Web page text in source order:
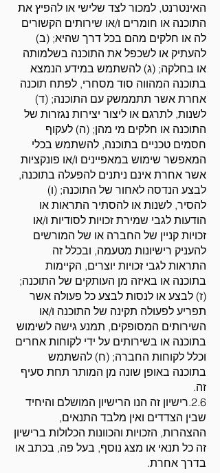
האינטרנט, למכור לצד שלישי או להפיץ את
התוכנה או חומרים ו/או שירותים הקשורים
לה או חלקים מהם בכל דרך שהיא; (ב)
להעתיק או לשכפל את התוכנה בשלמותה
או בחלקה; (ג) להשתמש במידע הנמצא
בתוכנה המהווה סוד מסחרי, לפתח תוכנה
אחרת אשר תתממשק עם התוכנה; (ד)
לשנות, לתרגם או ליצור יצירות נגזרות של
התוכנה או חלקים מי מהן; (ה) לעקוף
חסמים טכניים בתוכנה, להשתמש בכלי
המאפשר שימוש במאפיינים ו/או פונקציות
אשר אחרת אינם ניתנים להפעלה בתוכנה,
לבצע הנדסה לאחור של התוכנה; (ו)
להסיר, לשנות או להסתיר התראות או
הודעות לגבי שמירת זכויות לסודיות ו/או
זכויות קניין של החברה או של המורשים
להעניק רישיונות מטעמה, ובכלל זה
התראות לגבי זכויות יוצרים, הקיימות
בתוכנה או באיזה מן העותקים של התוכנה;
(ז) לבצע או לנסות לבצע כל פעולה אשר
תפריע לפעולה תקינה של התוכנה ו/או
השירותים המסופקים, תמנע גישה לשימוש
בתוכנה או בשירותים על ידי לקוחות אחרים
וכלל לקוחות החברה; (ח) להשתמש
בתוכנה באופן שונה מן המותר תחת סעיף
זה.
2.6.רישיון זה הנו הרישיון המושלם והיחיד
שבין הצדדים ואין מלבד התנאים,
ההצהרות, הזכויות והכוונות הכלולות ברישיון
זה כל תנאי או מצג נוסף, בעל פה, בכתב או
בדרך אחרת.